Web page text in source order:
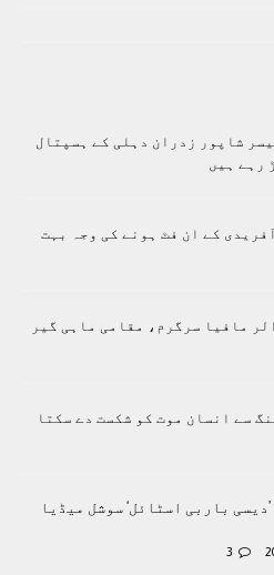
شاپور زدران دہلی کے ہسپتال
رہے ہیں
کے ان فٹ ہونے کی وجہ بہت
مافیا سرگرم، مقامی ماہی گیر
سے انسان موت کو شکست دے سکتا
باربی اسٹائل‘ سوشل میڈیا
3